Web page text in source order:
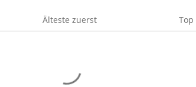
Älteste zuerst Top